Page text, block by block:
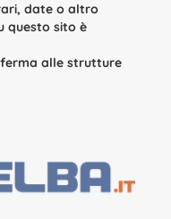
date o altro
questo sito è
alle strutture